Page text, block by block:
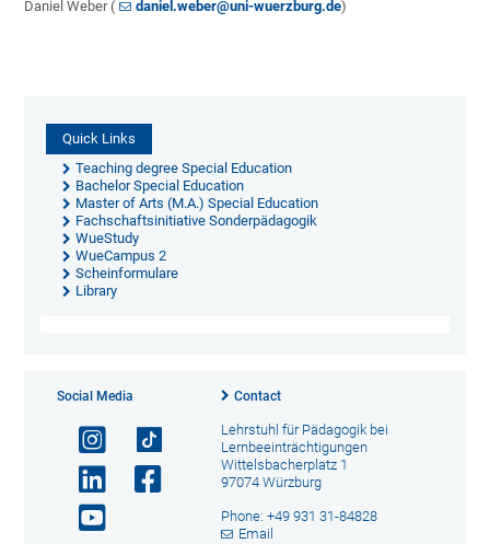
Daniel Weber ( daniel.weber@uni-wuerzburg.de)
Quick Links
Teaching degree Special Education
Bachelor Special Education
Master of Arts (M.A.) Special Education
Fachschaftsinitiative Sonderpädagogik
WueStudy
WueCampus 2
Scheinformulare
Library
Social Media Contact
Lehrstuhl für Pädagogik bei
Lernbeeinträchtigungen
Wittelsbacherplatz 1
97074 Würzburg
Phone: +49 931 31-84828
Email